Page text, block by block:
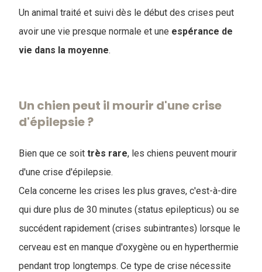
Un animal traité et suivi dès le début des crises peut
avoir une vie presque normale et une espérance de
vie dans la moyenne.
Un chien peut il mourir d'une crise
d'épilepsie ?
Bien que ce soit très rare, les chiens peuvent mourir
d'une crise d'épilepsie.
Cela concerne les crises les plus graves, c'est-à-dire
qui dure plus de 30 minutes (status epilepticus) ou se
succédent rapidement (crises subintrantes) lorsque le
cerveau est en manque d'oxygène ou en hyperthermie
pendant trop longtemps. Ce type de crise nécessite